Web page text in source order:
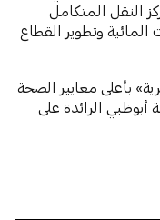
النقل المتكامل
وتطوير القطاع
بأعلى معايير الصحة
أبوظبي الرائدة على